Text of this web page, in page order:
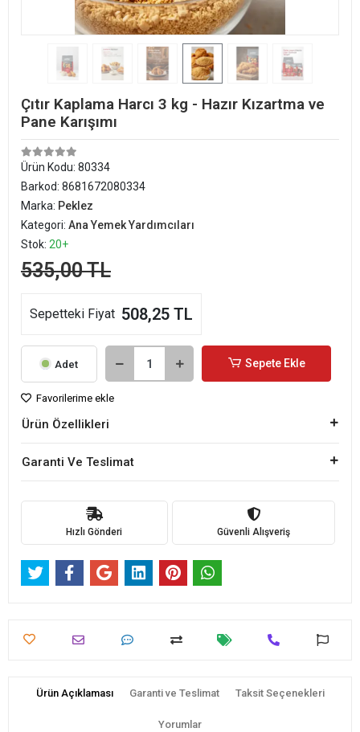
Çıtır Kaplama Harcı 3 kg - Hazır Kızartma ve
Pane Karışımı
Ürün Kodu: 80334
Barkod: 8681672080334
Marka: Peklez
Kategori: Ana Yemek Yardımcıları
Stok: 20+
535,00 TL
Sepetteki Fiyat 508,25 TL
Adet Sepete Ekle
Favorilerime ekle
Ürün Özellikleri
Garanti Ve Teslimat
Hızlı Gönderi Güvenli Alışveriş
Ürün Açıklaması Garanti ve Teslimat Taksit Seçenekleri
Yorumlar